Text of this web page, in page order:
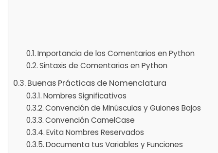
Importancia de los Comentarios en Python
Sintaxis de Comentarios en Python
Buenas Prácticas de Nomenclatura
Nombres Significativos
Convención de Minúsculas y Guiones Bajos
Convención CamelCase
Evita Nombres Reservados
Documenta tus Variables y Funciones